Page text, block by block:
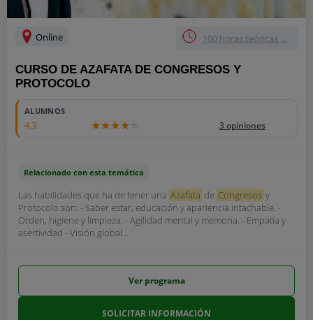
Online 100 horas teóricas ...
CURSO DE AZAFATA DE CONGRESOS Y
PROTOCOLO
ALUMNOS
4.3 3 opiniones
Relacionado con esta temática
Las habilidades que ha de tener una Azafata de Congresos y
Protocolo son: - Saber estar, educación y apariencia intachable. -
Orden, higiene y limpieza. - Agilidad mental y memoria. - Empatía y
asertividad - Visión global...
Ver programa
SOLICITAR INFORMACIÓN